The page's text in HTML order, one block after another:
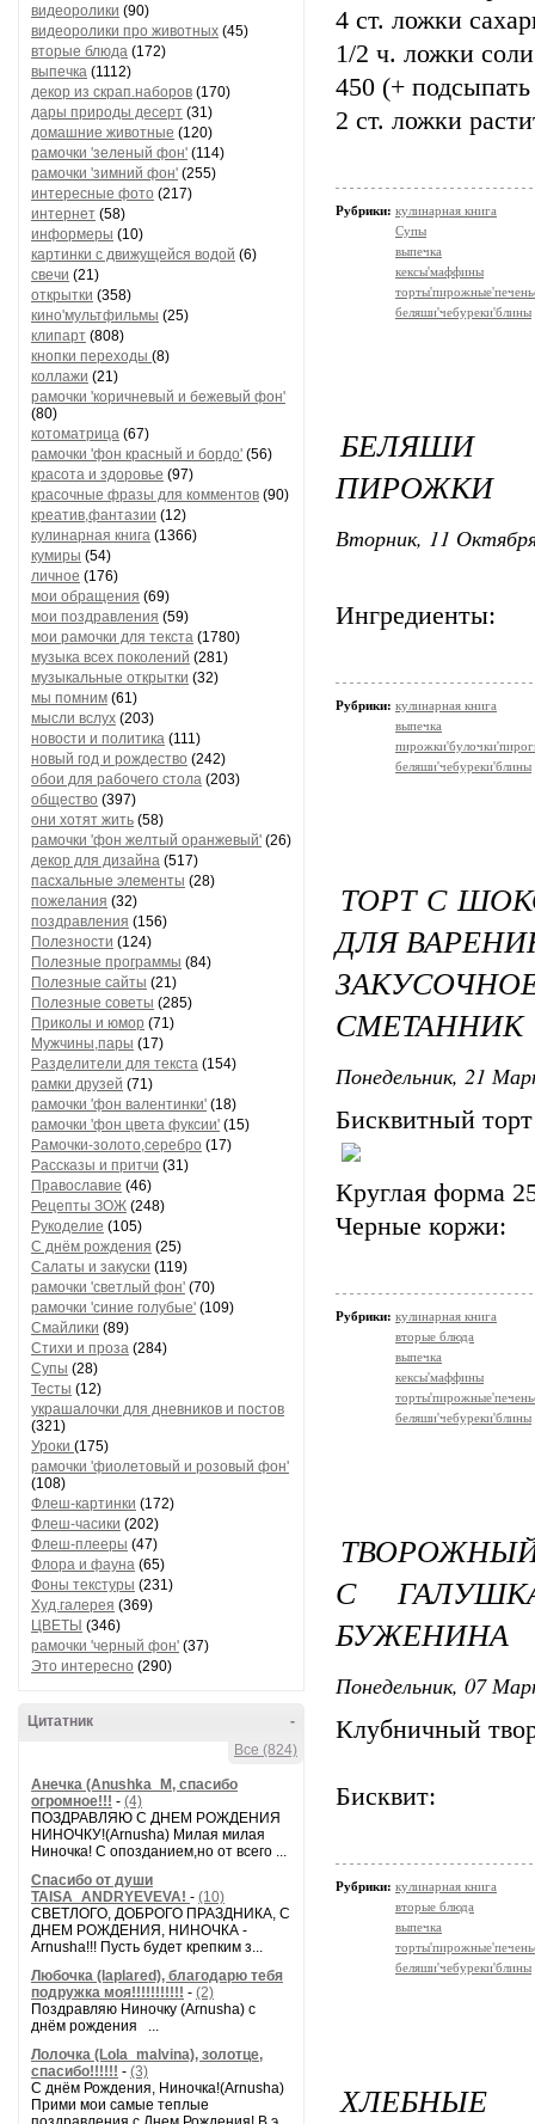
видеоролики (90)
видеоролики про животных (45)
вторые блюда (172)
выпечка (1112)
декор из скрап.наборов (170)
дары природы десерт (31)
домашние животные (120)
рамочки 'зеленый фон' (114)
рамочки 'зимний фон' (255)
интересные фото (217)
интернет (58)
информеры (10)
картинки с движущейся водой (6)
свечи (21)
открытки (358)
кино'мультфильмы (25)
клипарт (808)
кнопки переходы (8)
коллажи (21)
рамочки 'коричневый и бежевый фон'
(80)
котоматрица (67)
рамочки 'фон красный и бордо' (56)
красота и здоровье (97)
красочные фразы для комментов (90)
креатив,фантазии (12)
кулинарная книга (1366)
кумиры (54)
личное (176)
мои обращения (69)
мои поздравления (59)
мои рамочки для текста (1780)
музыка всех поколений (281)
музыкальные открытки (32)
мы помним (61)
мысли вслух (203)
новости и политика (111)
новый год и рождество (242)
обои для рабочего стола (203)
общество (397)
они хотят жить (58)
рамочки 'фон желтый оранжевый' (26)
декор для дизайна (517)
пасхальные элементы (28)
пожелания (32)
поздравления (156)
Полезности (124)
Полезные программы (84)
Полезные сайты (21)
Полезные советы (285)
Приколы и юмор (71)
Мужчины,пары (17)
Разделители для текста (154)
рамки друзей (71)
рамочки 'фон валентинки' (18)
рамочки 'фон цвета фуксии' (15)
Рамочки-золото,серебро (17)
Рассказы и притчи (31)
Православие (46)
Рецепты ЗОЖ (248)
Рукоделие (105)
С днём рождения (25)
Салаты и закуски (119)
рамочки 'светлый фон' (70)
рамочки 'синие голубые' (109)
Смайлики (89)
Стихи и проза (284)
Супы (28)
Тесты (12)
украшалочки для дневников и постов
(321)
Уроки (175)
рамочки 'фиолетовый и розовый фон'
(108)
Флеш-картинки (172)
Флеш-часики (202)
Флеш-плееры (47)
Флора и фауна (65)
Фоны текстуры (231)
Худ.галерея (369)
ЦВЕТЫ (346)
рамочки 'черный фон' (37)
Это интересно (290)
-
Цитатник
Все (824)
Анечка (Anushka_M, спасибо
огромное!!! - (4)
ПОЗДРАВЛЯЮ С ДНЕМ РОЖДЕНИЯ
НИНОЧКУ!(Arnusha) Милая милая
Ниночка! С опозданием,но от всего ...
Спасибо от души
TAISA_ANDRYEVEVA! - (10)
СВЕТЛОГО, ДОБРОГО ПРАЗДНИКА, С
ДНЕМ РОЖДЕНИЯ, НИНОЧКА -
Arnusha!!! Пусть будет крепким з...
Любочка (laplared), благодарю тебя
подружка моя!!!!!!!!!!! - (2)
Поздравляю Ниночку (Arnusha) с
днём рождения ...
Лолочка (Lola_malvina), золотце,
спасибо!!!!!! - (3)
С днём Рождения, Ниночка!(Аrnusha)
Прими мои самые теплые
4 ст. ложки
1/2 ч. ложки соли
450 (+
2 ст. ложки
Рубрики: кулинарная книга
Супы
выпечка
кексы'маффины
беляши'чебуреки'блины
БЕЛЯШИ
ПИРОЖКИ
Вторник, 11
Ингредиенты:
Рубрики: кулинарная книга
выпечка
беляши'чебуреки'блины
ТОРТ С
ДЛЯ
СМЕТАННИК
Понедельник, 21
Бисквитный
Круглая форма
Черные коржи:
Рубрики: кулинарная книга
вторые блюда
выпечка
кексы'маффины
беляши'чебуреки'блины
С
БУЖЕНИНА
Понедельник, 07
Клубничный
Бисквит:
Рубрики: кулинарная книга
вторые блюда
выпечка
беляши'чебуреки'блины